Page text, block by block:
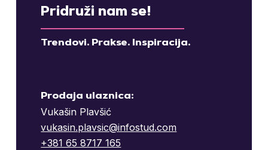
Pridruži nam se!
Trendovi. Prakse. Inspiracija.
Prodaja ulaznica:
Vukašin Plavšić
vukasin.plavsic@infostud.com
+381 65 8717 165